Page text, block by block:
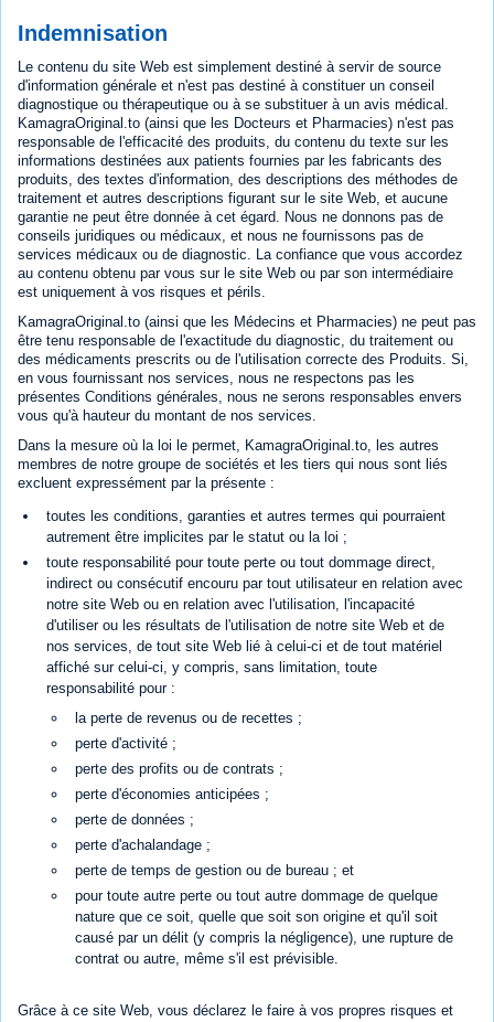
Indemnisation
Le contenu du site Web est simplement destiné à servir de source
d'information générale et n'est pas destiné à constituer un conseil
diagnostique ou thérapeutique ou à se substituer à un avis médical.
KamagraOriginal.to (ainsi que les Docteurs et Pharmacies) n'est pas
responsable de l'efficacité des produits, du contenu du texte sur les
informations destinées aux patients fournies par les fabricants des
produits, des textes d'information, des descriptions des méthodes de
traitement et autres descriptions figurant sur le site Web, et aucune
garantie ne peut être donnée à cet égard. Nous ne donnons pas de
conseils juridiques ou médicaux, et nous ne fournissons pas de
services médicaux ou de diagnostic. La confiance que vous accordez
au contenu obtenu par vous sur le site Web ou par son intermédiaire
est uniquement à vos risques et périls.
KamagraOriginal.to (ainsi que les Médecins et Pharmacies) ne peut pas
être tenu responsable de l'exactitude du diagnostic, du traitement ou
des médicaments prescrits ou de l'utilisation correcte des Produits. Si,
en vous fournissant nos services, nous ne respectons pas les
présentes Conditions générales, nous ne serons responsables envers
vous qu'à hauteur du montant de nos services.
Dans la mesure où la loi le permet, KamagraOriginal.to, les autres
membres de notre groupe de sociétés et les tiers qui nous sont liés
excluent expressément par la présente :
toutes les conditions, garanties et autres termes qui pourraient
autrement être implicites par le statut ou la loi ;
toute responsabilité pour toute perte ou tout dommage direct,
indirect ou consécutif encouru par tout utilisateur en relation avec
notre site Web ou en relation avec l'utilisation, l'incapacité
d'utiliser ou les résultats de l'utilisation de notre site Web et de
nos services, de tout site Web lié à celui-ci et de tout matériel
affiché sur celui-ci, y compris, sans limitation, toute
responsabilité pour :
la perte de revenus ou de recettes ;
perte d'activité ;
perte des profits ou de contrats ;
perte d'économies anticipées ;
perte de données ;
perte d'achalandage ;
perte de temps de gestion ou de bureau ; et
pour toute autre perte ou tout autre dommage de quelque
nature que ce soit, quelle que soit son origine et qu'il soit
causé par un délit (y compris la négligence), une rupture de
contrat ou autre, même s'il est prévisible.
Grâce à ce site Web, vous déclarez le faire à vos propres risques et